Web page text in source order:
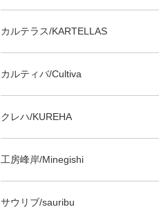
カルテラス/KARTELLAS
カルティバ/Cultiva
クレハ/KUREHA
工房峰岸/Minegishi
サウリブ/sauribu